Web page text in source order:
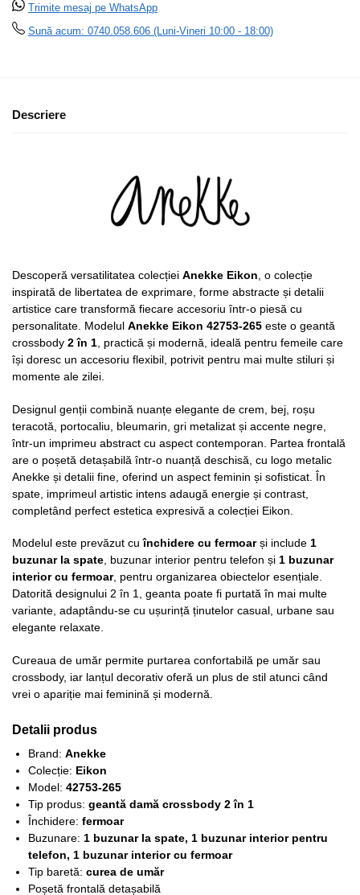
Trimite mesaj pe WhatsApp
Sună acum: 0740.058.606 (Luni-Vineri 10:00 - 18:00)
Descriere
Descoperă versatilitatea colecției Anekke Eikon, o colecție
inspirată de libertatea de exprimare, forme abstracte și detalii
artistice care transformă fiecare accesoriu într-o piesă cu
personalitate. Modelul Anekke Eikon 42753-265 este o geantă
crossbody 2 în 1, practică și modernă, ideală pentru femeile care
își doresc un accesoriu flexibil, potrivit pentru mai multe stiluri și
momente ale zilei.
Designul genții combină nuanțe elegante de crem, bej, roșu
teracotă, portocaliu, bleumarin, gri metalizat și accente negre,
într-un imprimeu abstract cu aspect contemporan. Partea frontală
are o poșetă detașabilă într-o nuanță deschisă, cu logo metalic
Anekke și detalii fine, oferind un aspect feminin și sofisticat. În
spate, imprimeul artistic intens adaugă energie și contrast,
completând perfect estetica expresivă a colecției Eikon.
Modelul este prevăzut cuînchidere cu fermoarși include 1
buzunar la spate , buzunar interior pentru telefon și 1 buzunar
interior cu fermoar, pentru organizarea obiectelor esențiale.
Datorită designului 2 în 1, geanta poate fi purtată în mai multe
variante, adaptându-se cu ușurință ținutelor casual, urbane sau
elegante relaxate.
Cureaua de umăr permite purtarea confortabilă pe umăr sau
crossbody, iar lanțul decorativ oferă un plus de stil atunci când
vrei o apariție mai feminină și modernă.
Detalii produs
Brand: Anekke
Colecție: Eikon
Model: 42753-265
Tip produs: geantă damă crossbody 2 în 1
Închidere: fermoar
Buzunare: 1 buzunar la spate, 1 buzunar interior pentru
telefon, 1 buzunar interior cu fermoar
Tip baretă: curea de umăr
Poșetă frontală detașabilă